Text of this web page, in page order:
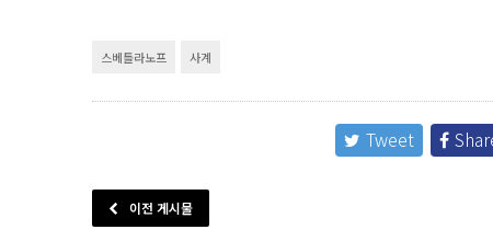
스베틀라노프 사계
Tweet
이전 게시물